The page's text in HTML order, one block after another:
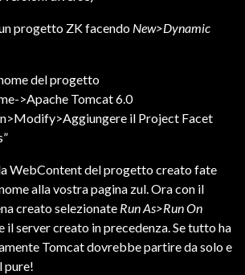
progetto ZK facendo New>Dynamic
del progetto
>Apache Tomcat 6.0
il Project Facet
WebContent del progetto creato fate
alla vostra pagina zul. Ora con il
creato selezionate Run As>Run On
il server creato in precedenza. Se tutto ha
Tomcat dovrebbe partire da solo e
pure!